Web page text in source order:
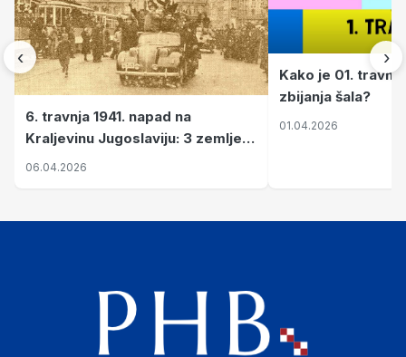
‹
6. travnja 1941. napad na
Kraljevinu Jugoslaviju: 3 zemlje
nastale njenim raspadom
06.04.2026
Kako je 01.
zbijanja šala?
01.04.2026
›